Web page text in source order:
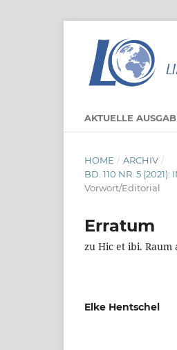
AKTUELLE
HOME / ARCHIV /
BD. 110 NR. 5
Vorwort/Editorial
Erratum
zu Hic et ibi. Raum
Elke Hentschel